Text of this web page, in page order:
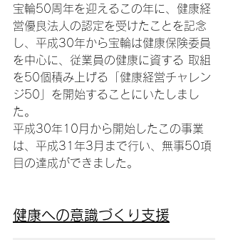
宝輪50周年を迎えるこの年に、健康経
営優良法人の認定を受けたことを記念
し、平成30年から宝輪は健康保険委員
を中心に、従業員の健康に資する 取組
を50個積み上げる「健康経営チャレン
ジ50」を開始することにいたしまし
た。
平成30年10月から開始したこの事業
は、平成31年3月まで行い、無事50項
目の達成ができました。
健康への意識づくり支援